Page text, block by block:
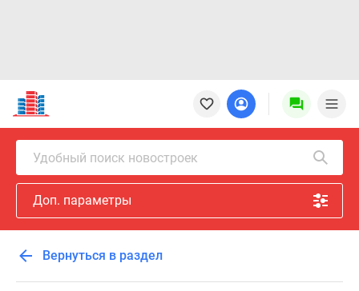
Новостройки
Квартиры
Ипотека
Новостройки
Москвы
Новостройки
Подмосковья
Новостройки
Москвы
Готовые
Удобный поиск новостроек
Доп. параметры
Вернуться в раздел